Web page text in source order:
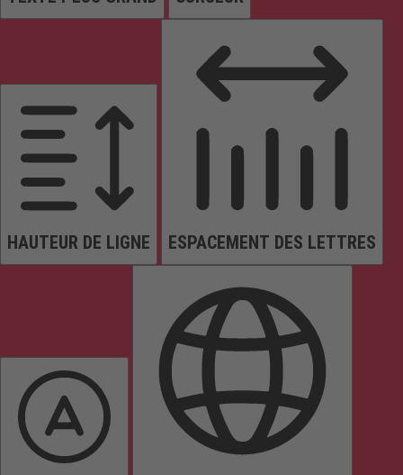
HAUTEUR DE LIGNE ESPACEMENT DES LETTRES